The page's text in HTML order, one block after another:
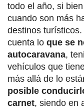
todo el año, si
cuando son más
destinos
cuenta lo que se
autocaravana,
vehículos que
más allá de lo
posible
carnet, siendo en